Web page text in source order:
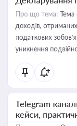
Про що тема: Тема
доходів,
податкових
уникнення
Telegram
кейси,